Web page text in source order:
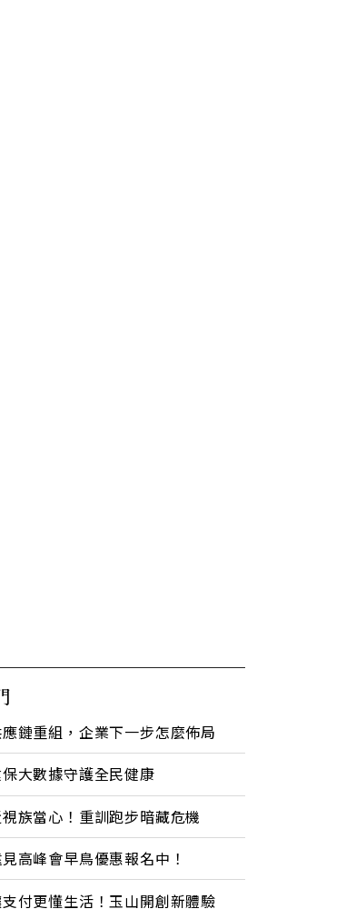
鏈重組，企業下一步怎麼佈局
大數據守護全民健康
族當心！重訓跑步暗藏危機
高峰會早鳥優惠報名中！
付更懂生活！玉山開創新體驗